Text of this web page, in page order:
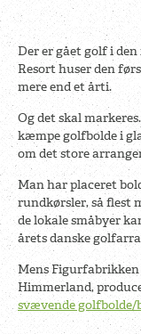
Der er gået golf i
Resort huser den
mere end et årti.
Og det skal
kæmpe golfbolde i
om det store
Man har placeret
rundkørsler, så flest
de lokale småbyer
årets danske
Mens Figurfabrikken
Himmerland,
svævende golfbolde/